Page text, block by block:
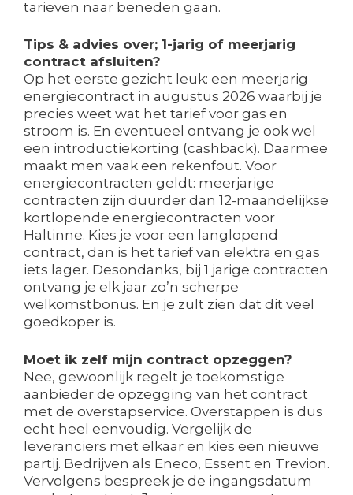
tarieven naar beneden gaan.
Tips & advies over; 1-jarig of meerjarig
contract afsluiten?
Op het eerste gezicht leuk: een meerjarig
energiecontract in augustus 2026 waarbij je
precies weet wat het tarief voor gas en
stroom is. En eventueel ontvang je ook wel
een introductiekorting (cashback). Daarmee
maakt men vaak een rekenfout. Voor
energiecontracten geldt: meerjarige
contracten zijn duurder dan 12-maandelijkse
kortlopende energiecontracten voor
Haltinne. Kies je voor een langlopend
contract, dan is het tarief van elektra en gas
iets lager. Desondanks, bij 1 jarige contracten
ontvang je elk jaar zo’n scherpe
welkomstbonus. En je zult zien dat dit veel
goedkoper is.
Moet ik zelf mijn contract opzeggen?
Nee, gewoonlijk regelt je toekomstige
aanbieder de opzegging van het contract
met de overstapservice. Overstappen is dus
echt heel eenvoudig. Vergelijk de
leveranciers met elkaar en kies een nieuwe
partij. Bedrijven als Eneco, Essent en Trevion.
Vervolgens bespreek je de ingangsdatum